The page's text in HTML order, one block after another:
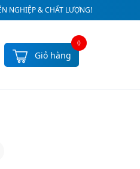
NGHIỆP & CHẤT LƯỢNG!
Giỏ hàng
0